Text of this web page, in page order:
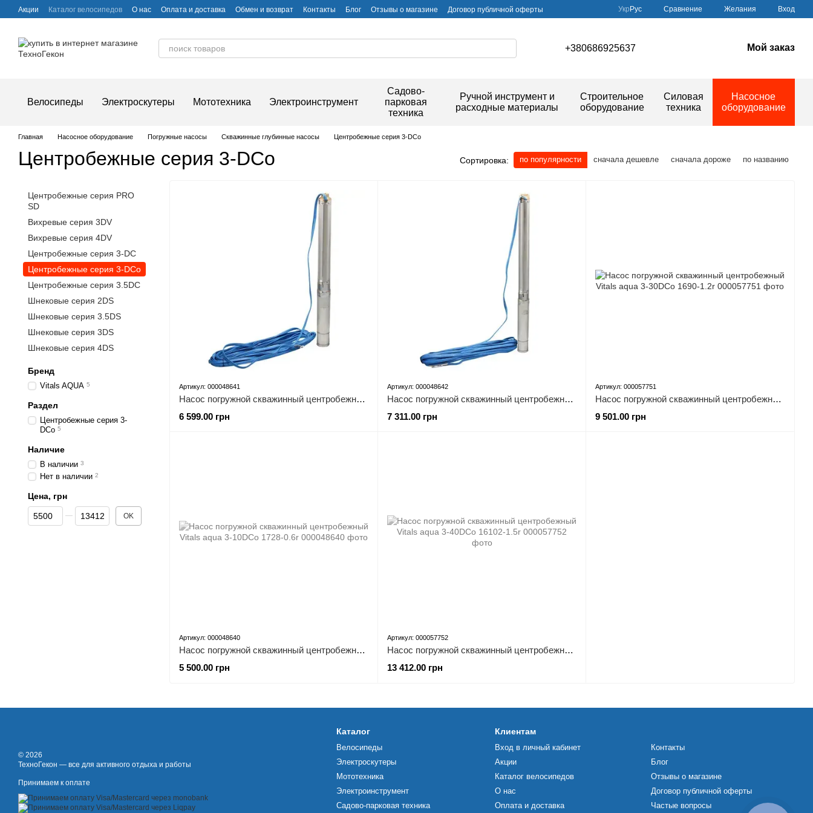
Перейти к основному контенту
Акции Каталог велосипедов О нас Оплата и доставка Обмен и возврат Контакты Блог Отзывы о магазине
Договор публичной оферты
Укр Рус Сравнение Желания Вход
+380686925637 Мой заказ
Велосипеды Электроскутеры Мототехника Электроинструмент
Садово-
парковая
техника
Ручной инструмент и
расходные материалы
Строительное
оборудование
Силовая
техника
Насосное
оборудование
Главная Насосное оборудование Погружные насосы Скважинные глубинные насосы Центробежные серия 3-DCo
Центробежные серия 3-DCo Сортировка: по популярности сначала дешевле сначала дороже по названию
Артикул: 000048641
Насос погружной скважинный центробежный Vitals aqua 3-15DCo 1938-0.8r
6 599.00 грн
Артикул: 000048642
Насос погружной скважинный центробежный Vitals aqua 3-20DCo 1647-1.0r
7 311.00 грн
Артикул: 000057751
Насос погружной скважинный центробежный Vitals aqua 3-30DCo 1690-1.2r
9 501.00 грн
Артикул: 000048640
Насос погружной скважинный центробежный Vitals aqua 3-10DCo 1728-0.6r
5 500.00 грн
Артикул: 000057752
Насос погружной скважинный центробежный Vitals aqua 3-40DCo 16102-1.5r
13 412.00 грн
Центробежные серия PRO
SD
Вихревые серия 3DV
Вихревые серия 4DV
Центробежные серия 3-DC
Центробежные серия 3-DCo
Центробежные серия 3.5DC
Шнековые серия 2DS
Шнековые серия 3.5DS
Шнековые серия 3DS
Шнековые серия 4DS
Бренд
Vitals AQUA 5
Раздел
Центробежные серия 3-
DCo 5
Наличие
В наличии 3
Нет в наличии 2
Цена, грн
От Цена, грн
До Цена, грн OK
© 2026
ТехноГекон — все для активного отдыха и работы
Принимаем к оплате
Каталог
Велосипеды
Электроскутеры
Мототехника
Электроинструмент
Садово-парковая техника
Клиентам
Вход в личный кабинет
Акции
Каталог велосипедов
О нас
Оплата и доставка
Контакты
Блог
Отзывы о магазине
Договор публичной оферты
Частые вопросы